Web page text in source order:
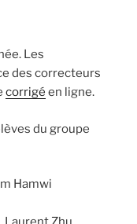
Les
des correcteurs
corrigé en ligne.
du groupe
Hamwi